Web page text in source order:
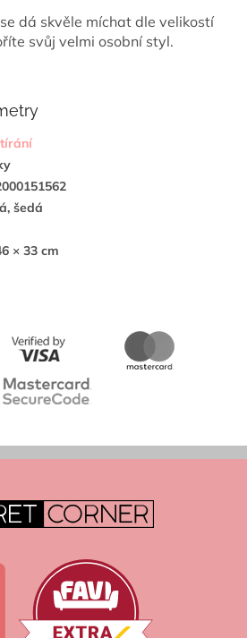
dá skvěle míchat dle velikostí
svůj velmi osobní styl.
šedá
× 33 cm